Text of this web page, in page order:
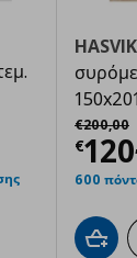
€
στα αγαπημένα
HASVIK
€200,00
Αρχική
€120,
600